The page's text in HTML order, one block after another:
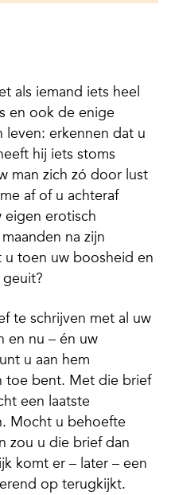
als iemand iets heel
en ook de enige
leven: erkennen dat u
hij iets stoms
man zich zó door lust
af of u achteraf
eigen erotisch
na zijn
u toen uw boosheid en
te schrijven met al uw
en nu – én uw
u aan hem
toe bent. Met die brief
een laatste
Mocht u behoefte
zou u die brief dan
komt er – later – een
op terugkijkt.